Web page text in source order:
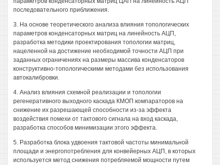
последовательного приближения.
3. На основе теоретического анализа влияния топологических
параметров конденсаторных матриц на линейность АЦП,
разработка методики проектирования топологии матриц,
нацеленной на достижение необходимой точности АЦП при
заданных ограничениях на размеры массива конденсаторов
конструктивно-топологическими методами без использования
автокалибровки.
4. Анализ влияния схемной реализации и топологии
регенеративного выходного каскада КМОП компараторов на
снижение их разрешающей способности из-за эффекта
воздействия помехи от тактового сигнала на вход каскада,
разработка способов минимизации этого эффекта.
5. Разработка блока удвоения тактовой частоты минимальной
площади и энергопотребления для конвейерных АЦП, в которых
используется метод снижения потребляемой мощности путем